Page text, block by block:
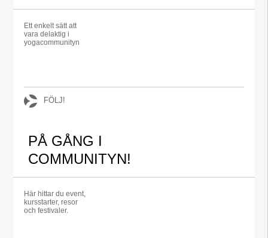
Ett enkelt sätt att
vara delaktig i
yogacommunityn
FÖLJ!
PÅ GÅNG I
COMMUNITYN!
Här hittar du event,
kursstarter, resor
och festivaler.